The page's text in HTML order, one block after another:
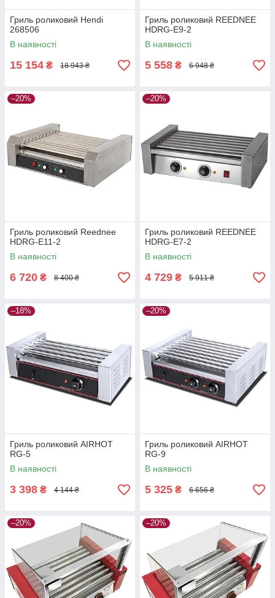
Гриль роликовий Hendi
268506
В наявності
15 154 ₴ 18 943 ₴
Гриль роликовий REEDNEE
HDRG-E9-2
В наявності
5 558 ₴ 6 948 ₴
–20%
Гриль роликовий Reednee
HDRG-E11-2
В наявності
6 720 ₴ 8 400 ₴
–20%
Гриль роликовий REEDNEE
HDRG-E7-2
В наявності
4 729 ₴ 5 911 ₴
–18%
Гриль роликовий AIRHOT
RG-5
В наявності
3 398 ₴ 4 144 ₴
–20%
Гриль роликовий AIRHOT
RG-9
В наявності
5 325 ₴ 6 656 ₴
–20% –20%